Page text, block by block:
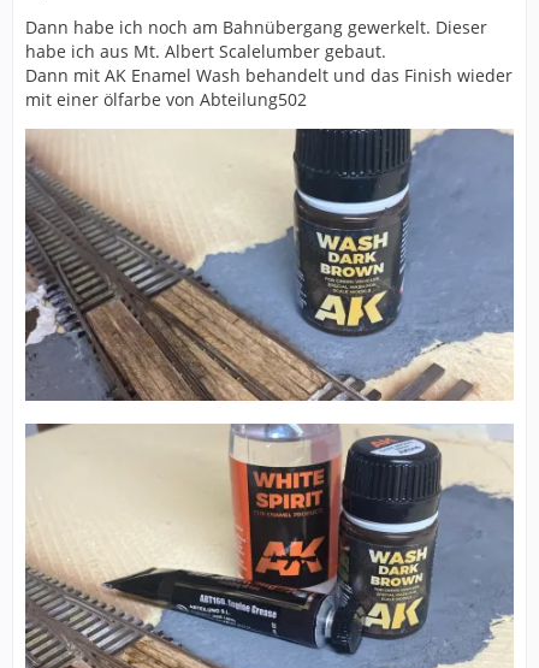
Dann habe ich noch am Bahnübergang gewerkelt. Dieser
habe ich aus Mt. Albert Scalelumber gebaut.
Dann mit AK Enamel Wash behandelt und das Finish wieder
mit einer ölfarbe von Abteilung502